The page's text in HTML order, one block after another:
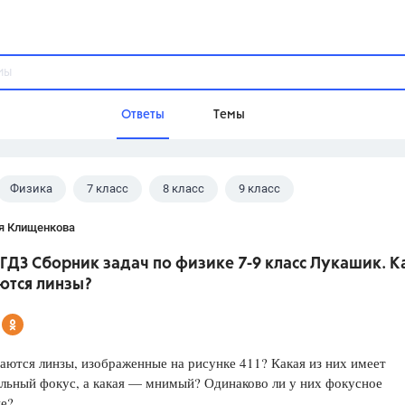
Ответы Темы
Домашнее задание
Учебники
Разумовская М.М.,Габриелян О.С.,
Физика 7 класс 8 класс 9 класс
В.И.
Клищенкова
Сборник задач по физике 7-9 класс Лукашик.
линзы?
линзы, изображенные на рисунке 411? Какая из них имеет
фокус, а какая — мнимый? Одинаково ли у них фокусное